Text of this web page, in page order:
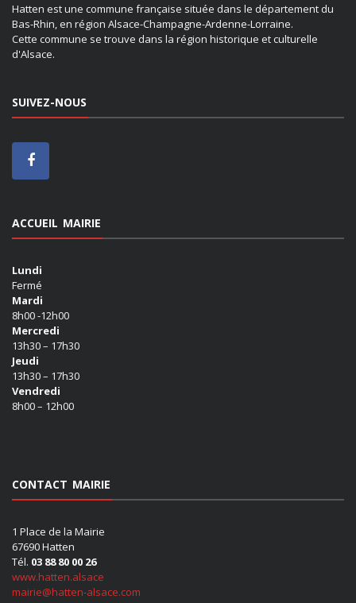
Hatten est une commune française située dans le département du
Bas-Rhin, en région Alsace-Champagne-Ardenne-Lorraine.
Cette commune se trouve dans la région historique et culturelle
d'Alsace.
SUIVEZ-NOUS
ACCUEIL MAIRIE
Lundi
Fermé
Mardi
8h00 -12h00
Mercredi
13h30 – 17h30
Jeudi
13h30 – 17h30
Vendredi
8h00 – 12h00
CONTACT MAIRIE
1 Place de la Mairie
67690 Hatten
Tél. 03 88 80 00 26
www.hatten.alsace
mairie@hatten-alsace.com